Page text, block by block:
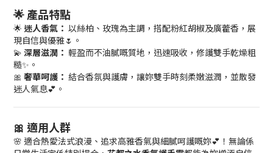
🌟 產品特點
🌟 迷人香氣： 以絲柏、玫瑰為主調，搭配粉紅胡椒及廣藿香，展
現自信與優雅🌷。
💫 深層滋潤： 輕盈而不油膩嘅質地，迅速吸收，修護雙手乾燥粗
糙✨。
🎀 奢華呵護： 結合香氛與護膚，讓妳雙手時刻柔嫩滋潤，並散發
迷人氣息💕。
🎀 適用人群
🌸 適合熱愛法式浪漫、追求高雅香氣與細膩呵護嘅妳💕！無論係